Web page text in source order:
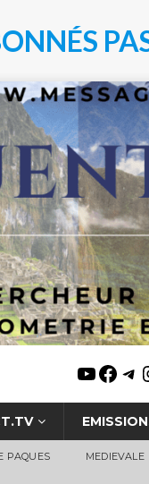
PAQUES MEDIEVALE